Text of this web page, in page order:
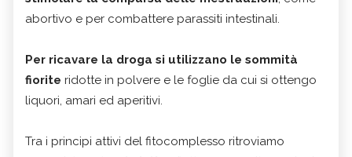
abortivo e per combattere parassiti intestinali.
Per ricavare la droga si utilizzano le sommità
fiorite ridotte in polvere e le foglie da cui si ottengo
liquori, amari ed aperitivi.
Tra i principi attivi del fitocomplesso ritroviamo